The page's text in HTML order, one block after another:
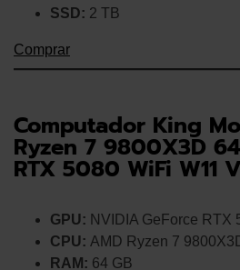
SSD: 2 TB
Comprar
Computador King
Ryzen 7 9800X3D
RTX 5080 WiFi W11
GPU: NVIDIA GeForce RTX
CPU: AMD Ryzen 7
RAM: 64 GB